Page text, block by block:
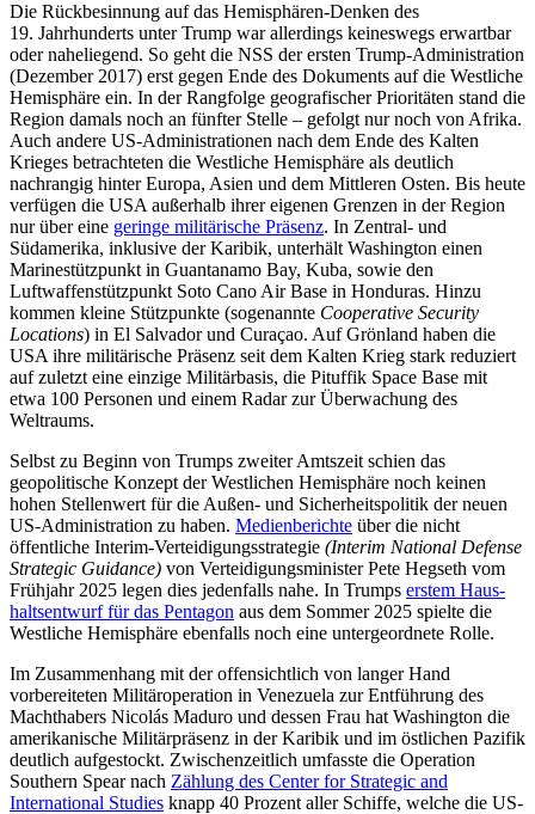
Die Rückbesinnung auf das Hemisphären-Denken des
19. Jahrhunderts unter Trump war allerdings keineswegs erwartbar
oder naheliegend. So geht die NSS der ersten Trump-Administration
(Dezember 2017) erst gegen Ende des Dokuments auf die Westliche
Hemisphäre ein. In der Rangfolge geografischer Prioritäten stand die
Region damals noch an fünfter Stelle – gefolgt nur noch von Afrika.
Auch andere US-Adminis­trationen nach dem Ende des Kalten
Krieges betrachteten die Westliche Hemisphäre als deutlich
nachrangig hinter Europa, Asien und dem Mittleren Osten. Bis heute
ver­fügen die USA außerhalb ihrer eigenen Grenzen in der Region
nur über eine gerin­ge militärische Präsenz. In Zentral- und
Südamerika, inklusive der Karibik, unter­hält Washington einen
Marinestützpunkt in Guantana­mo Bay, Kuba, sowie den
Luftwaffenstützpunkt Soto Cano Air Base in Honduras. Hinzu
kommen kleine Stütz­punkte (sogenannte Cooperative Security
Locations) in El Salvador und Curaçao. Auf Grönland haben die
USA ihre militärische Präsenz seit dem Kalten Krieg stark redu­ziert
auf zuletzt eine einzige Militärbasis, die Pituffik Space Base mit
etwa 100 Per­sonen und einem Radar zur Überwachung des
Weltraums.
Selbst zu Beginn von Trumps zweiter Amtszeit schien das
geopolitische Konzept der Westlichen Hemisphäre noch keinen
hohen Stellenwert für die Außen- und Sicherheitspolitik der neuen
US-Adminis­tration zu haben. Medienberichte über die nicht
öffentliche Interim-Verteidigungs­strategie (Interim National Defense
Strategic Guidance) von Verteidigungsminister Pete Hegseth vom
Frühjahr 2025 legen dies jedenfalls nahe. In Trumps erstem Haus­
haltsentwurf für das Pentagon aus dem Sommer 2025 spielte die
Westliche Hemi­sphäre ebenfalls noch eine untergeordnete Rolle.
Im Zusammenhang mit der offensichtlich von langer Hand
vorbereiteten Militär­operation in Venezuela zur Entführung des
Machthabers Nicolás Maduro und dessen Frau hat Washington die
amerikanische Militärpräsenz in der Karibik und im öst­lichen Pazifik
deutlich aufgestockt. Zwi­schen­zeitlich umfasste die Operation
Southern Spear nach Zählung des Center for Strategic and
International Studies knapp 40 Prozent aller Schiffe, welche die US-